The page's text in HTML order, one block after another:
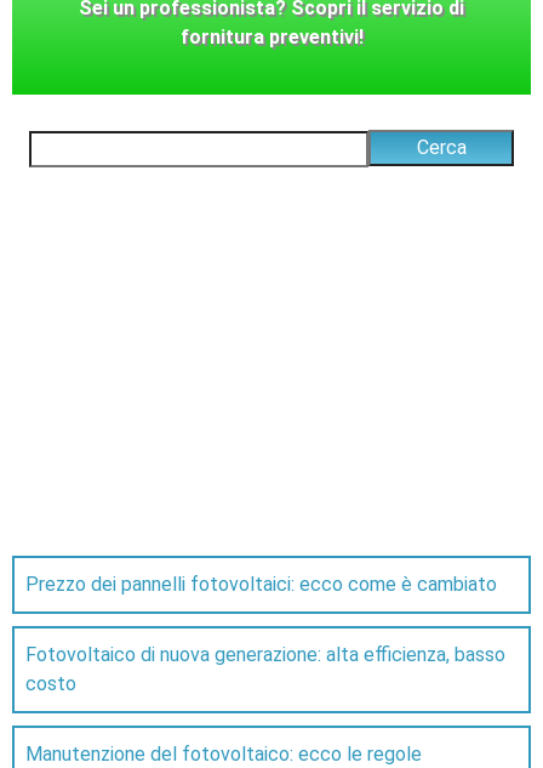
Prezzo dei pannelli fotovoltaici: ecco come è cambiato
Fotovoltaico di nuova generazione: alta efficienza, basso
costo
Manutenzione del fotovoltaico: ecco le regole